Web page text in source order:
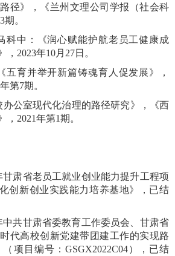
径》，《兰州文理公司学报（社会科
3期。
科中：《润心赋能护航老员工健康成
， 2023年10月 27日。
五育并举开新篇铸魂育人促发展》，
年第7期。
办公室现代化治理的路径研究》，《西
， 2021年第1期 。
甘肃省老员工就业创业能力提升工程项
创新创业实践能力培养基地》，已结
中共甘肃省委教育工作委员会、甘肃省
代高校创新党建带团建工作的实现路
项目编号： GSGX2022C04），已结